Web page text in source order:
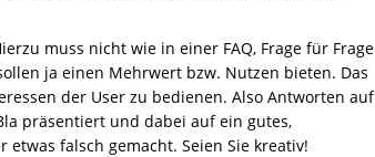
muss nicht wie in einer FAQ, Frage für Frage
ja einen Mehrwert bzw. Nutzen bieten. Das
der User zu bedienen. Also Antworten auf
präsentiert und dabei auf ein gutes,
falsch gemacht. Seien Sie kreativ!